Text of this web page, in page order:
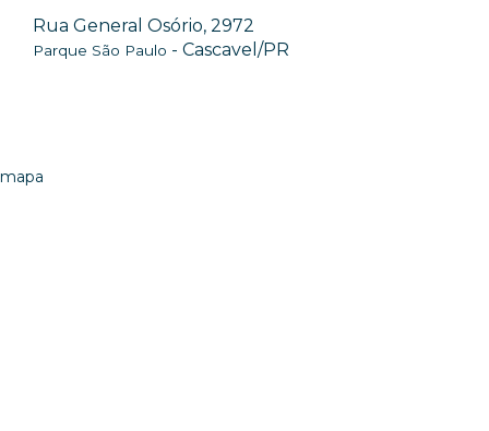
Rua General Osório, 2972
Parque São Paulo - Cascavel/PR
mapa